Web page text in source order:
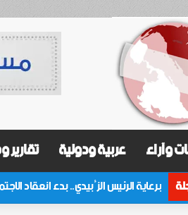
وآراء عربية ودولية